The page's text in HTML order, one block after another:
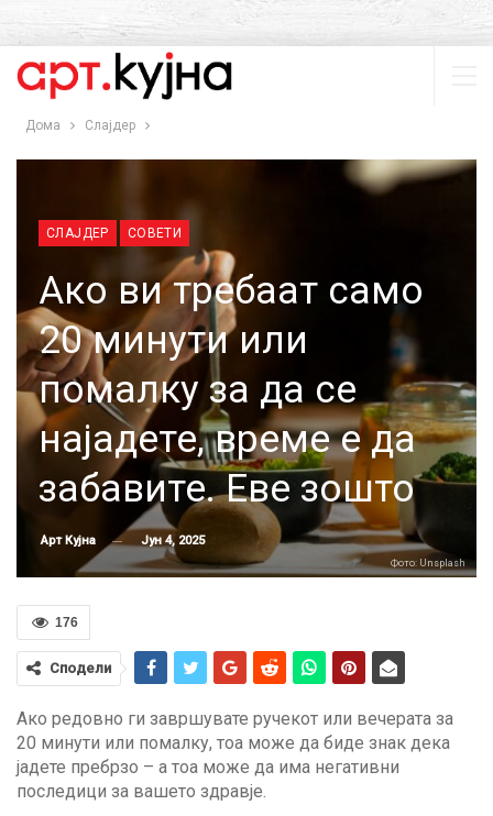
Дома Слајдер
СЛАЈДЕР СОВЕТИ
Ако ви требаат само
20 минути или
помалку за да се
најадете, време е да
забавите. Еве зошто
Арт Кујна Јун 4, 2025
Фото: Unsplash
176
Сподели
Ако редовно ги завршувате ручекот или вечерата за
20 минути или помалку, тоа може да биде знак дека
јадете пребрзо – а тоа може да има негативни
последици за вашето здравје.